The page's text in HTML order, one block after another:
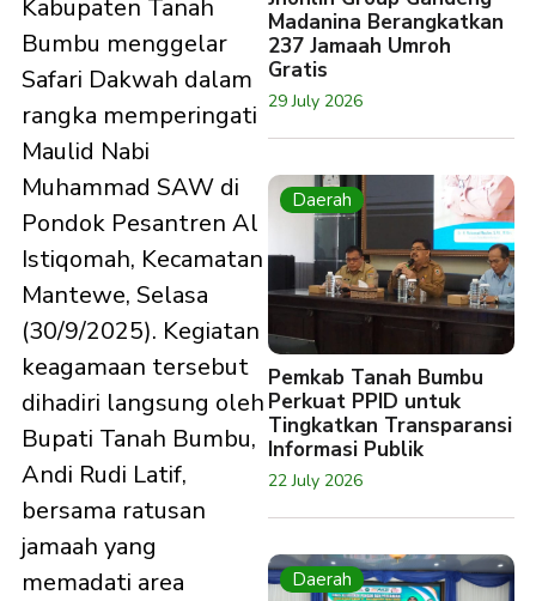
Kabupaten Tanah
Bumbu menggelar
Safari Dakwah dalam
rangka memperingati
Maulid Nabi
Muhammad SAW di
Pondok Pesantren Al
Istiqomah, Kecamatan
Mantewe, Selasa
(30/9/2025). Kegiatan
keagamaan tersebut
dihadiri langsung oleh
Bupati Tanah Bumbu,
Andi Rudi Latif,
bersama ratusan
jamaah yang
memadati area
Madanina Berangkatkan
237 Jamaah Umroh
Gratis
29 July 2026
Daerah
Pemkab Tanah Bumbu
Perkuat PPID untuk
Tingkatkan Transparansi
Informasi Publik
22 July 2026
Daerah